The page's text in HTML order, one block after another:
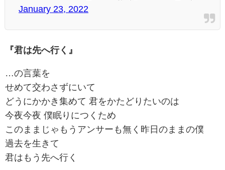
January 23, 2022
『君は先へ行く』
…の言葉を
せめて交わさずにいて
どうにかかき集めて 君をかたどりたいのは
今夜今夜 僕眠りにつくため
このままじゃもうアンサーも無く昨日のままの僕
過去を生きて
君はもう先へ行く